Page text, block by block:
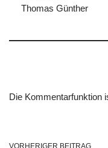
Thomas Günther
Die Kommentarfunktion
VORHERIGER BEITRAG